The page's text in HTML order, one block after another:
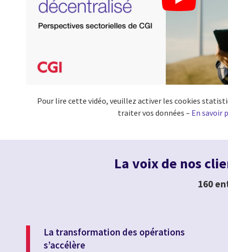
Pour lire cette vidéo, veuillez activer les cookies
traiter vos données – En savoir
La voix de nos
160
La transformation des opérations
s’accélère